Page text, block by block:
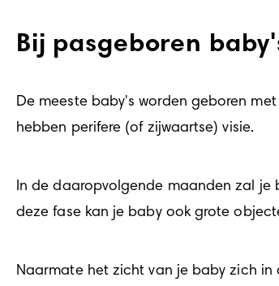
Bij pasgeboren
De meeste baby's worden geboren
hebben perifere (of zijwaartse) visie.
In de daaropvolgende maanden zal je
deze fase kan je baby ook grote
Naarmate het zicht van je baby zich in